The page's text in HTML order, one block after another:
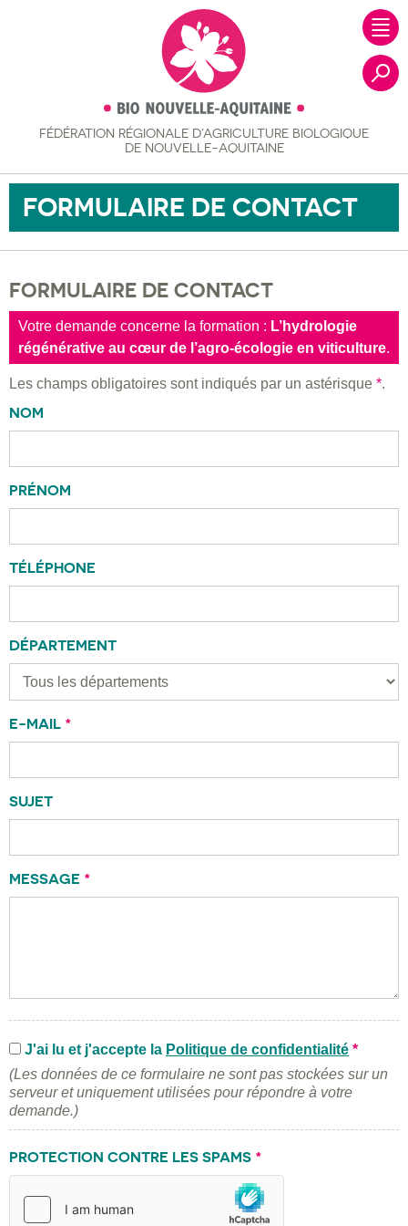
FÉDÉRATION RÉGIONALE D’AGRICULTURE BIOLOGIQUE
DE NOUVELLE-AQUITAINE
FORMULAIRE DE CONTACT
FORMULAIRE DE CONTACT
Votre demande concerne la formation : L’hydrologie
régénérative au cœur de l’agro-écologie en viticulture.
Les champs obligatoires sont indiqués par un astérisque *.
NOM
PRÉNOM
TÉLÉPHONE
DÉPARTEMENT
E-MAIL *
SUJET
MESSAGE *
J'ai lu et j'accepte la Politique de confidentialité *
(Les données de ce formulaire ne sont pas stockées sur un
serveur et uniquement utilisées pour répondre à votre
demande.)
PROTECTION CONTRE LES SPAMS *